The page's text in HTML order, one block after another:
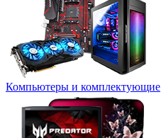
Компьютеры и комплектующие